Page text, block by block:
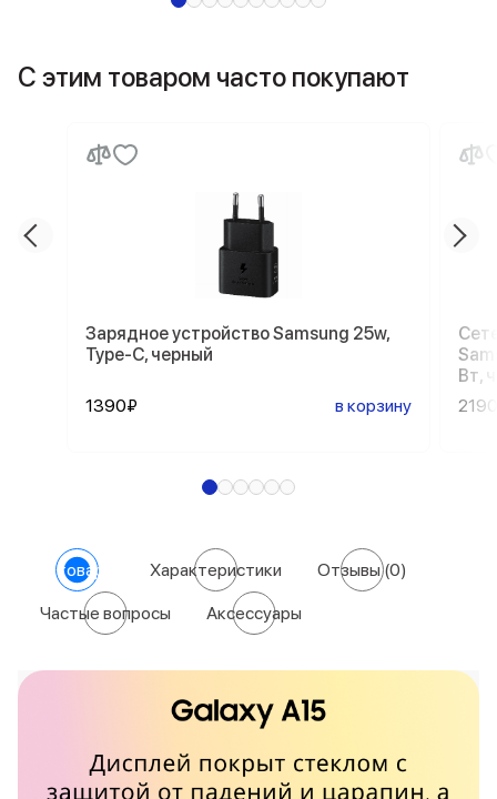
С этим товаром часто покупают
Зарядное устройство Samsung 25w,
Type-C, черный
1390₽ в корзину
Вт,
О товаре Характеристики Отзывы(0)
Частые вопросы Аксессуары